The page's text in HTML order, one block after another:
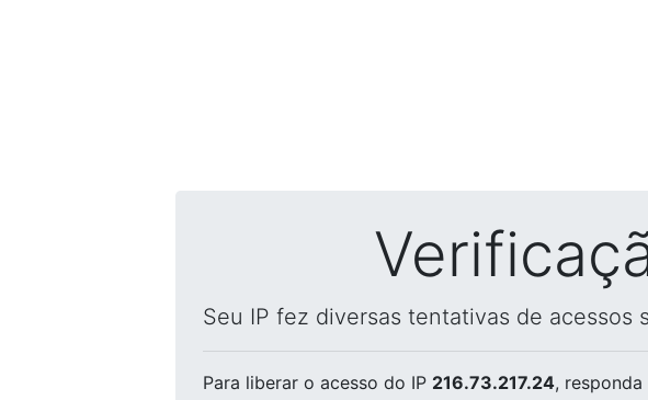
Seu IP fez diversas tentativas de acessos
Para liberar o acesso do IP 216.73.217.24,